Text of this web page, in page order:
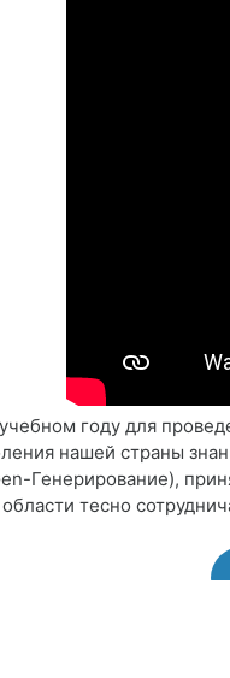
году для
нашей страны
Генерирование),
тесно